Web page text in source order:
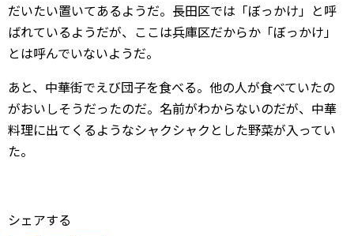
だいたい置いてあるようだ。長田区では「ぼっかけ」と呼
ばれているようだが、ここは兵庫区だからか「ぼっかけ」
とは呼んでいないようだ。
あと、中華街でえび団子を食べる。他の人が食べていたの
がおいしそうだったのだ。名前がわからないのだが、中華
料理に出てくるようなシャクシャクとした野菜が入ってい
た。
シェアする